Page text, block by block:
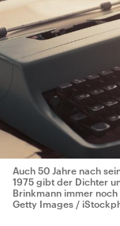
Auch 50 Jahre nach
1975 gibt der Dichter
Brinkmann immer
Getty Images /